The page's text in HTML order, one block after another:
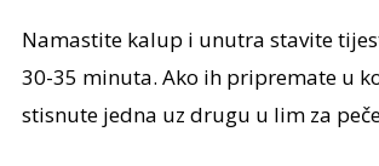
Namastite kalup i unutra stavite
30-35 minuta. Ako ih pripremate u
stisnute jedna uz drugu u lim za